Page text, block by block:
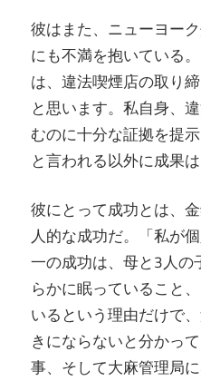
彼はまた、ニューヨー
にも不満を抱いている
は、違法喫煙店の取り
と思います。私自身、
むのに十分な証拠を提
と言われる以外に成果
彼にとって成功とは、
人的な成功だ。「私が
一の成功は、母と3人の
らかに眠っていること
いるという理由だけで
きにならないと分かっ
事、そして大麻管理局に